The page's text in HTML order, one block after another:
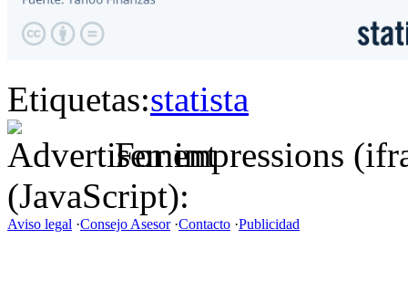
Etiquetas:statista
For impressions
(JavaScript):
Aviso legal ·Consejo Asesor·Contacto ·Publicidad